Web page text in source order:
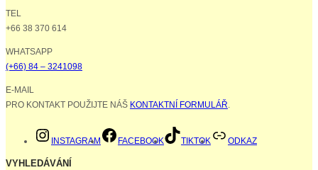
TEL
+66 38 370 614
WHATSAPP
(+66) 84 – 3241098
E-MAIL
PRO KONTAKT POUŽIJTE NÁŠ KONTAKTNÍ FORMULÁŘ.
INSTAGRAM FACEBOOK TIKTOK ODKAZ
VYHLEDÁVÁNÍ